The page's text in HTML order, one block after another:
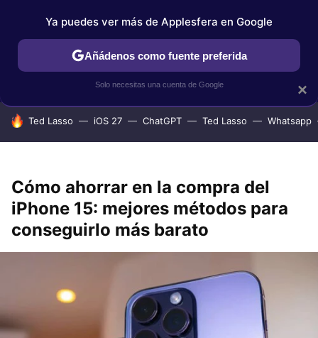
IPHONE TUTORIALES APPLESFERA SELECCIÓN
HOY SE HABLA DE
Ted Lasso iOS 27 ChatGPT Ted Lasso Whatsapp
Cómo ahorrar en la compra del
iPhone 15: mejores métodos para
conseguirlo más barato
×
Ya puedes ver más de Applesfera en Google
Añádenos como fuente preferida
Solo necesitas una cuenta de Google